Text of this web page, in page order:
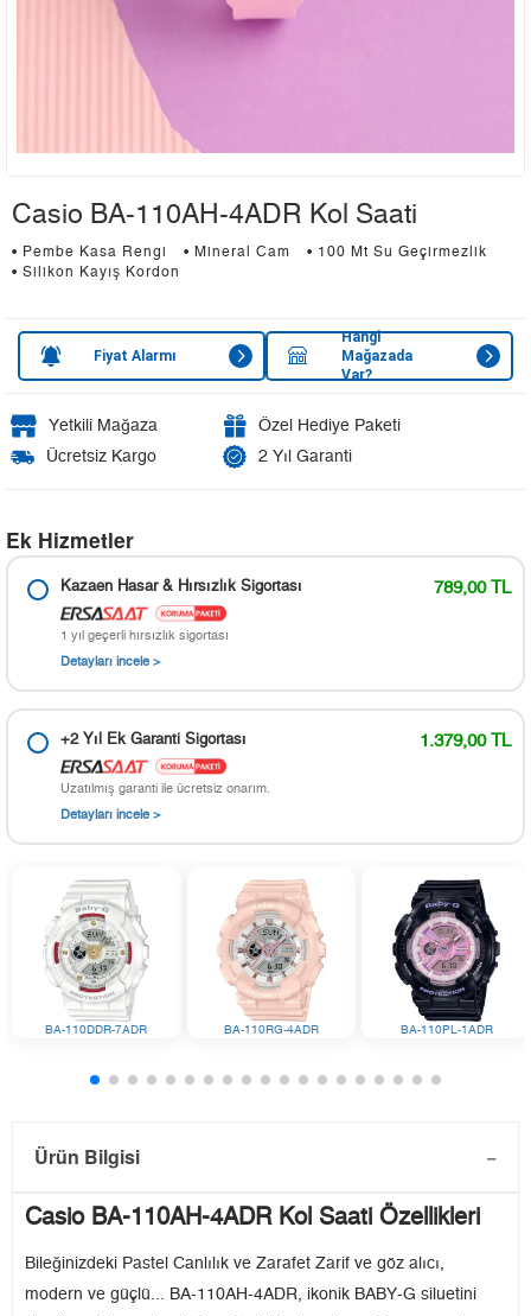
Casio BA-110AH-4ADR Kol Saati
• Pembe Kasa Rengi • Mineral Cam
• 100 Mt Su Geçirmezlik
• Silikon Kayış Kordon
Fiyat Alarmı
Hangi
Mağazada
Var?
Yetkili Mağaza
Özel Hediye Paketi
Ücretsiz Kargo
2 Yıl Garanti
Ek Hizmetler
Kazaen Hasar & Hırsızlık Sigortası 789,00 TL
1 yıl geçerli hırsızlık sigortası
Detayları incele >
+2 Yıl Ek Garanti Sigortası 1.379,00 TL
Uzatılmış garanti ile ücretsiz onarım.
Detayları incele >
BA-110DDR-7ADR BA-110RG-4ADR BA-110PL-1ADR
Ürün Bilgisi
Casio BA-110AH-4ADR Kol Saati Özellikleri
Bileğinizdeki Pastel Canlılık ve Zarafet Zarif ve göz alıcı,
modern ve güçlü... BA-110AH-4ADR, ikonik BABY-G siluetini